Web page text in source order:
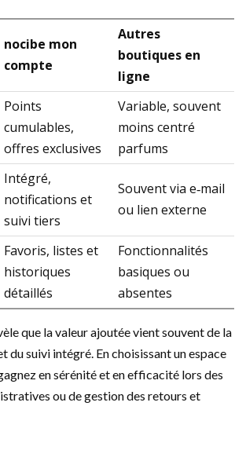
nocibe mon
compte
Autres
boutiques en
ligne
Points
cumulables,
offres exclusives
Variable, souvent
moins centré
parfums
Intégré,
notifications et
suivi tiers
Souvent via e‑mail
ou lien externe
Favoris, listes et
historiques
détaillés
Fonctionnalités
basiques ou
absentes
que la valeur ajoutée vient souvent de la
du suivi intégré. En choisissant un espace
en sérénité et en efficacité lors des
ou de gestion des retours et